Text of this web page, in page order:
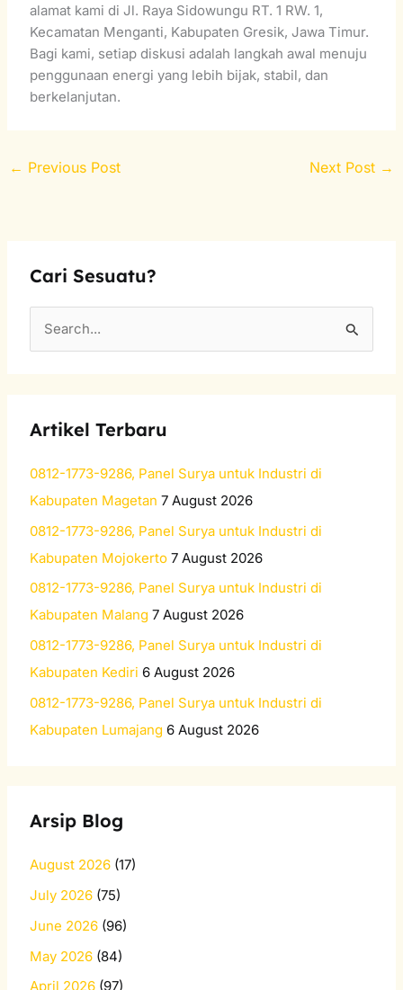
alamat kami di Jl. Raya Sidowungu RT. 1 RW. 1,
Kecamatan Menganti, Kabupaten Gresik, Jawa Timur.
Bagi kami, setiap diskusi adalah langkah awal menuju
penggunaan energi yang lebih bijak, stabil, dan
berkelanjutan.
← Previous Post Next Post →
Cari Sesuatu?
c
h
f
Artikel Terbaru
0812-1773-9286, Panel Surya untuk Industri di
Kabupaten Magetan 7 August 2026
0812-1773-9286, Panel Surya untuk Industri di
Kabupaten Mojokerto 7 August 2026
0812-1773-9286, Panel Surya untuk Industri di
Kabupaten Malang 7 August 2026
0812-1773-9286, Panel Surya untuk Industri di
Kabupaten Kediri 6 August 2026
0812-1773-9286, Panel Surya untuk Industri di
Kabupaten Lumajang 6 August 2026
Arsip Blog
August 2026 (17)
July 2026 (75)
June 2026 (96)
May 2026 (84)
April 2026 (97)